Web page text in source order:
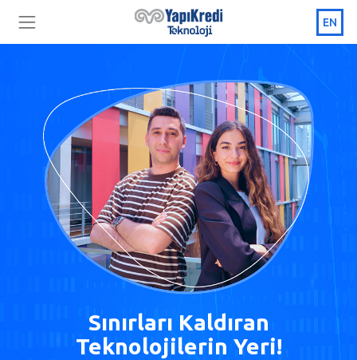
EN
Sınırları Kaldıran
Teknolojilerin Yeri!